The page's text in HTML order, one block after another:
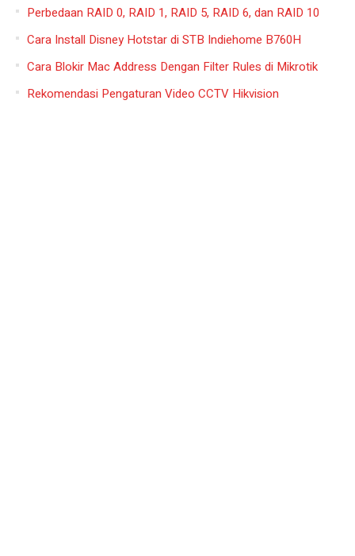
Perbedaan RAID 0, RAID 1, RAID 5, RAID 6, dan RAID 10
Cara Install Disney Hotstar di STB Indiehome B760H
Cara Blokir Mac Address Dengan Filter Rules di Mikrotik
Rekomendasi Pengaturan Video CCTV Hikvision